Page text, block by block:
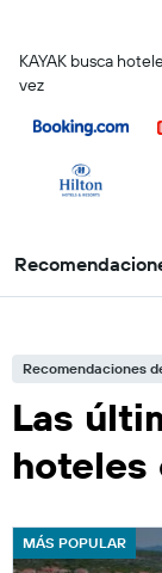
KAYAK busca
vez
Recomendaciones
Las
hoteles
MÁS POPULAR